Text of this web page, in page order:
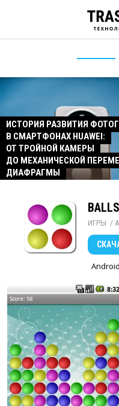
ИСТОРИЯ РАЗВИТИЯ
В СМАРТФОНАХ HUAWEI:
ОТ ТРОЙНОЙ КАМЕРЫ
ДО МЕХАНИЧЕСКОЙ
ДИАФРАГМЫ
ИГРЫ /
Android